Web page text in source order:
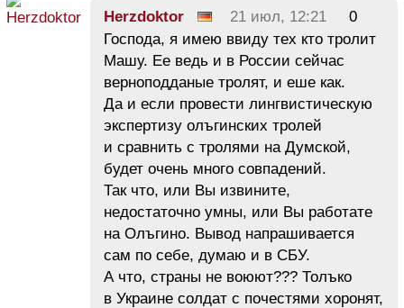
Herzdoktor 21 июл, 12:21
0
Господа, я имею ввиду тех кто тролит
Машу. Ее ведь и в России сейчас
верноподданые тролят, и еше как.
Да и если провести лингвистическую
экспертизу олъгинских тролей
и сравнить с тролями на Думской,
будет очень много совпадений.
Так что, или Вы извините,
недостаточно умны, или Вы работате
на Олъгино. Вывод напрашивается
сам по себе, думаю и в СБУ.
А что, страны не воюют??? Толъко
в Украине солдат с почестями хоронят,